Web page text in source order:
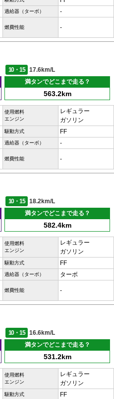
過給器（ターボ） -
燃費性能 -
10・15
17.6km/L
満タンでどこまで走る？
563.2km
使用燃料
エンジン
レギュラー
ガソリン
駆動方式 FF
過給器（ターボ） -
燃費性能 -
10・15
18.2km/L
満タンでどこまで走る？
582.4km
使用燃料
エンジン
レギュラー
ガソリン
駆動方式 FF
過給器（ターボ） ターボ
燃費性能 -
10・15
16.6km/L
満タンでどこまで走る？
531.2km
使用燃料
エンジン
レギュラー
ガソリン
駆動方式 FF